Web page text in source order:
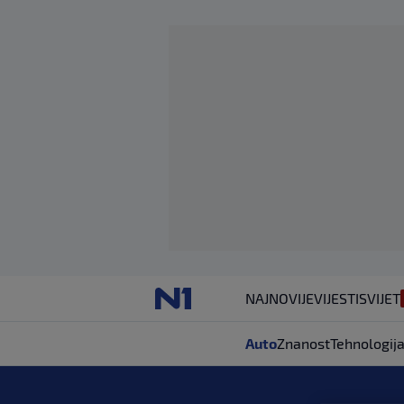
NAJNOVIJEVIJESTISVIJET
AutoZnanostTehnologija